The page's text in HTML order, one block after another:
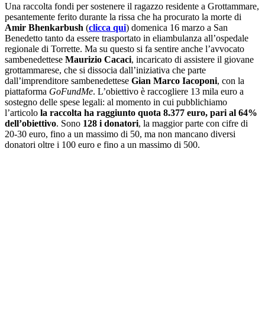
Una raccolta fondi per sostenere il ragazzo residente a Grottammare,
pesantemente ferito durante la rissa che ha procurato la morte di
Amir Bhenkarbush (clicca qui) domenica 16 marzo a San
Benedetto tanto da essere trasportato in eliambulanza all’ospedale
regionale di Torrette. Ma su questo si fa sentire anche l’avvocato
sambenedettese Maurizio Cacaci, incaricato di assistere il giovane
grottammarese, che si dissocia dall’iniziativa che parte
dall’imprenditore sambenedettese Gian Marco Iacoponi, con la
piattaforma GoFundMe. L’obiettivo è raccogliere 13 mila euro a
sostegno delle spese legali: al momento in cui pubblichiamo
l’articolo la raccolta ha raggiunto quota 8.377 euro, pari al 64%
dell’obiettivo. Sono 128 i donatori, la maggior parte con cifre di
20-30 euro, fino a un massimo di 50, ma non mancano diversi
donatori oltre i 100 euro e fino a un massimo di 500.